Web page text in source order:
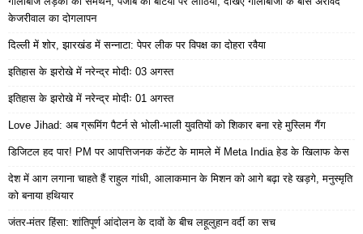
केजरीवाल का दोगलापन
दिल्ली में शोर, झारखंड में सन्नाटा: पेपर लीक पर विपक्ष का दोहरा रवैया
इतिहास के झरोखे में नरेन्द्र मोदीः 03 अगस्त
इतिहास के झरोखे में नरेन्द्र मोदीः 01 अगस्त
Love Jihad: अब ग्रूमिंग पैटर्न से भोली-भाली युवतियों को शिकार बना रहे मुस्लिम गैंग
डिजिटल हद पार! PM पर आपत्तिजनक कंटेंट के मामले में Meta India हेड के खिलाफ केस
देश में आग लगाना चाहते हैं राहुल गांधी, आलाकमान के मिशन को आगे बढ़ा रहे खड़गे, मनुस्मृति
को बनाया हथियार
जंतर-मंतर हिंसा: शांतिपूर्ण आंदोलन के दावों के बीच लहूलुहान वर्दी का सच